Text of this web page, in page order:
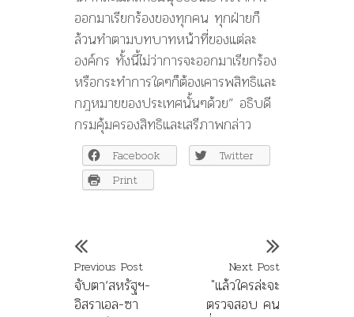
ออกมาเรียกร้องของทุกคน ทุกฝ่ายก็
ล้วนทำตามบทบาทหน้าที่ของแต่ละ
องค์กร ทั้งนี้ไม่ว่าการจะออกมาเรียกร้อง
หรือกระทำการใดๆก็ต้องเคารพสิทธิและ
กฎหมายของประเทศนั้นๆด้วย” อธิบดี
กรมคุ้มครองสิทธิและเสรีภาพกล่าว
Facebook
Twitter
Print
Previous Post
จับตา‘สหรัฐฯ-
อิสราเอล-ซา
Next Post
"แล้วใครล่ะจะ
ตรวจสอบ คน